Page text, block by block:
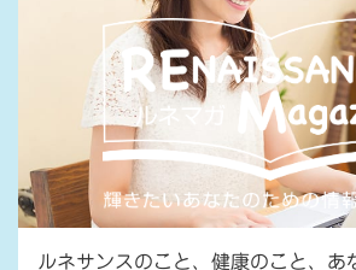
ルネサンスのこと、健康のこと、あ